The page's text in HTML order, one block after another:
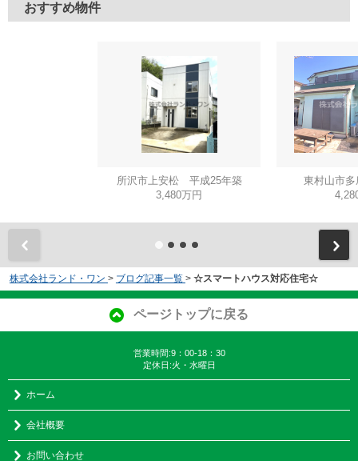
おすすめ物件
所沢市上安松 平成25年築
3,480万円
東村山市
株式会社ランド・ワン > ブログ記事一覧 > ☆スマートハウス対応住宅☆
ページトップに戻る
営業時間:9：00-18：30
定休日:火・水曜日
ホーム
会社概要
お問い合わせ